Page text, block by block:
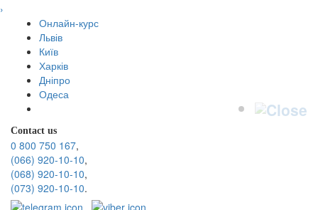
›
Онлайн-курс
Львів
Київ
Харків
Дніпро
Одеса
Contact us
0 800 750 167,
(066) 920-10-10,
(068) 920-10-10,
(073) 920-10-10.